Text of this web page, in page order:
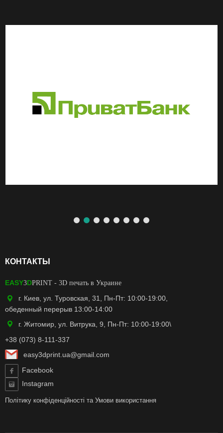
КОНТАКТЫ
EASY3DPRINT - 3D печать в Украине
г. Киев, ул. Туровская, 31, Пн-Пт: 10:00-19:00,
обеденный перерыв 13:00-14:00
г. Житомир, ул. Витрука, 9, Пн-Пт: 10:00-19:00\
+38 (073) 8-111-337
easy3dprint.ua@gmail.com
Facebook
Instagram
Політику конфіденційності та Умови використання